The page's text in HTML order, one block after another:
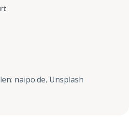
: naipo.de, Unsplash